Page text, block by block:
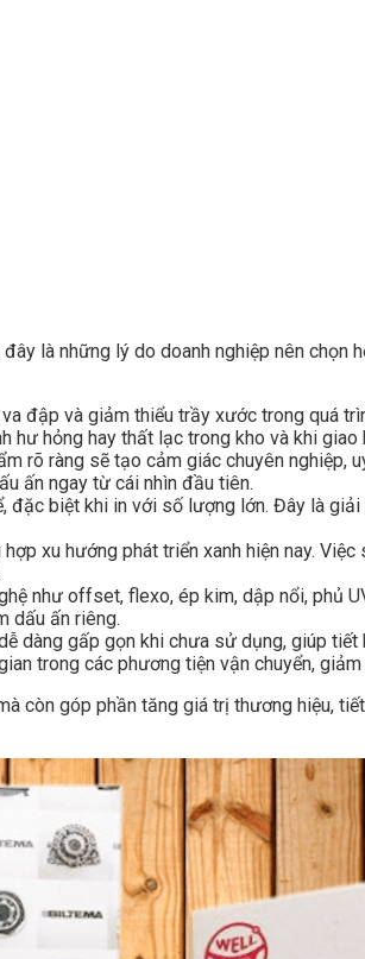
là những lý do doanh nghiệp nên chọn
đập và giảm thiểu trầy xước trong quá
hư hỏng hay thất lạc trong kho và khi giao
rõ ràng sẽ tạo cảm giác chuyên nghiệp,
ấn ngay từ cái nhìn đầu tiên.
biệt khi in với số lượng lớn. Đây là giải
xu hướng phát triển xanh hiện nay.
như offset, flexo, ép kim, dập nổi, phủ
dấu ấn riêng.
dàng gấp gọn khi chưa sử dụng, giúp
trong các phương tiện vận chuyển,
còn góp phần tăng giá trị thương hiệu,